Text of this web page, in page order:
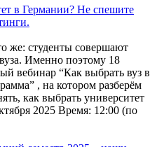
в Германии? Не спешите
же: студенты совершают
Именно поэтому 18
вебинар “Как выбрать вуз в
, на котором разберём
как выбрать университет
2025 Время: 12:00 (по